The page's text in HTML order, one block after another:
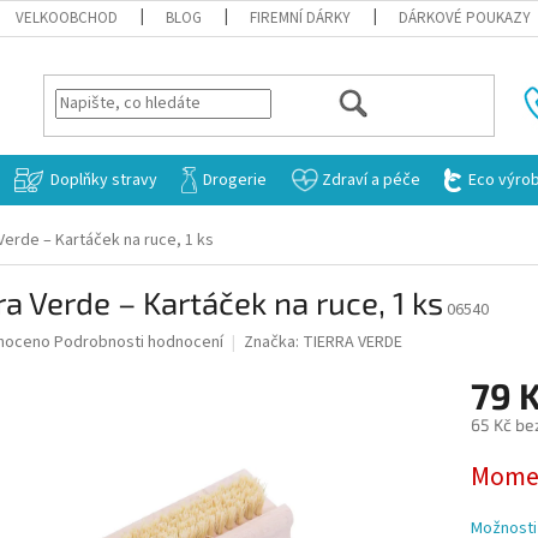
VELKOOBCHOD BLOG FIREMNÍ DÁRKY DÁRKOVÉ POUKAZY
HLEDAT
Doplňky stravy Drogerie Zdraví a péče Eco
– Kartáček na ruce, 1 ks
Verde – Kartáček na ruce, 1 ks 06540
Podrobnosti hodnocení Značka: TIERRA VERDE
79
65 Kč
cena: